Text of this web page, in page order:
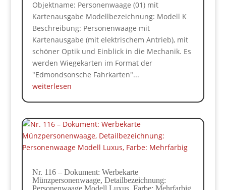
Objektname: Personenwaage (01) mit
Kartenausgabe Modellbezeichnung: Modell K
Beschreibung: Personenwaage mit
Kartenausgabe (mit elektrischem Antrieb), mit
schöner Optik und Einblick in die Mechanik. Es
werden Wiegekarten im Format der
"Edmondsonsche Fahrkarten"...
weiterlesen
Nr. 116 – Dokument: Werbekarte
Münzpersonenwaage, Detailbezeichnung: